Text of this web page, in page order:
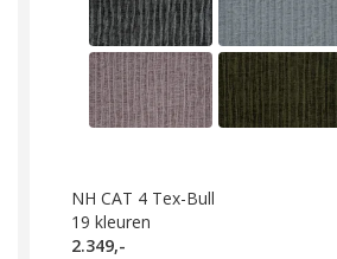
NH CAT 4 Tex-Bull
19 kleuren
2.349,-